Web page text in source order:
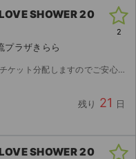
SHOWER 20
ラザきらら
は3枚が上限となり、申込者のチケットは分配できないようなシステム仕様になって...
残り 21 日
2
SHOWER 20